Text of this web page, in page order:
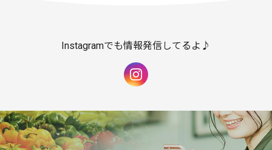
Instagramでも情報発信してるよ♪